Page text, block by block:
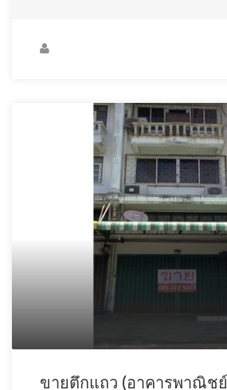
ขายตึกแถว (อาคารพาณิช